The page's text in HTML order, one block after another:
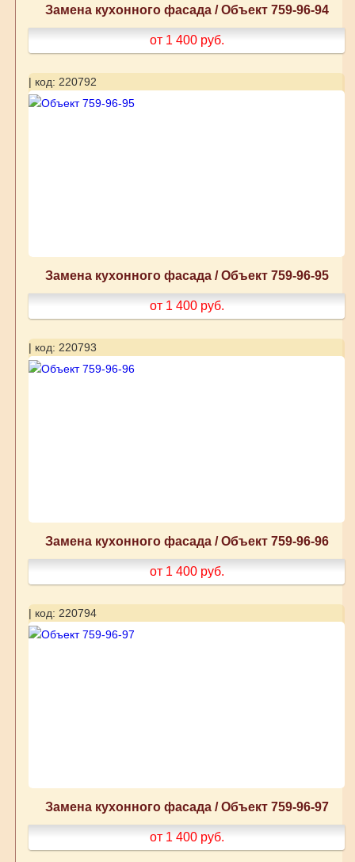
Замена кухонного фасада / Объект 759-96-94
от 1 400 руб.
| код: 220792
Замена кухонного фасада / Объект 759-96-95
от 1 400 руб.
| код: 220793
Замена кухонного фасада / Объект 759-96-96
от 1 400 руб.
| код: 220794
Замена кухонного фасада / Объект 759-96-97
от 1 400 руб.